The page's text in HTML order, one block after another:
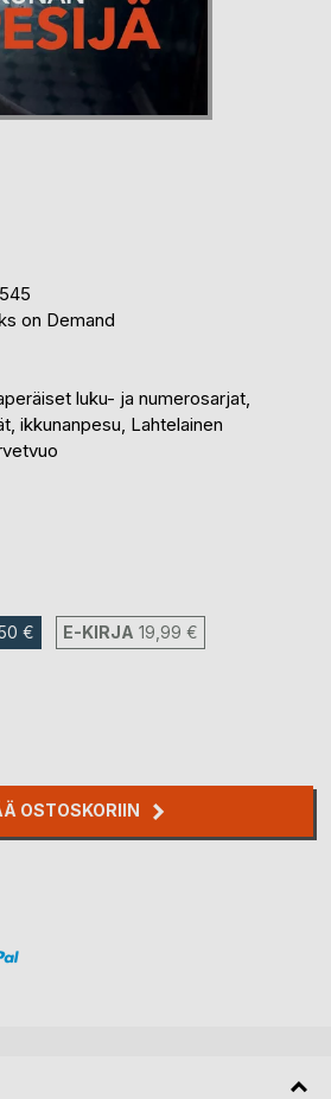
on Demand
luku- ja numerosarjat,
ikkunanpesu, Lahtelainen
€ E-KIRJA 19,99 €
OSTOSKORIIN